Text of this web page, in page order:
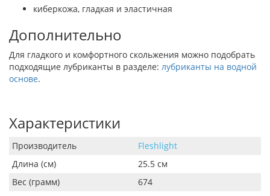
киберкожа, гладкая и эластичная
Дополнительно
Для гладкого и комфортного скольжения можно подобрать
подходящие лубриканты в разделе: лубриканты на водной
основе.
Характеристики
Производитель
Fleshlight
Длина (см)
25.5 см
Вес (грамм)
674